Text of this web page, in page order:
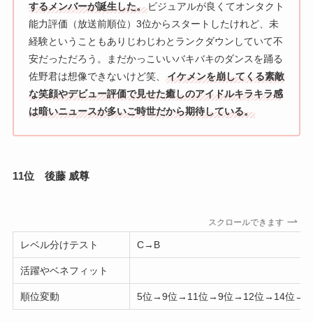
するメンバーが誕生した。ビジュアルが良くてオンタクト
能力評価（放送前順位）3位からスタートしたけれど、未
経験ということもありじわじわとランクダウンしていて不
安だっただろう。まだかっこいいバキバキのダンスを踊る
佐野君は想像できないけど笑、
イケメンを崩してくる素敵
な笑顔やデビュー評価で見せた癒しのアイドルキラキラ感
は暗いニュースが多いご時世だから期待している。
11位 後藤 威尊
スクロールできます
レベル分けテスト C→B
活躍やベネフィット
順位変動 5位→9位→11位→9位→12位→14位